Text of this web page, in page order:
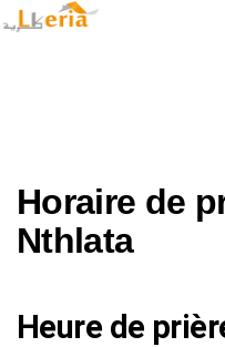
Horaire de
Nthlata
Heure de